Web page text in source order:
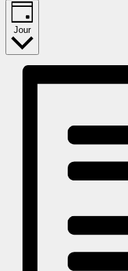
Jour